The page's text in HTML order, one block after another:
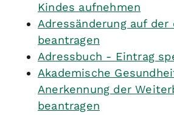
Kindes aufnehmen
Adressänderung auf der
beantragen
Adressbuch - Eintrag
Akademische
Anerkennung der
beantragen